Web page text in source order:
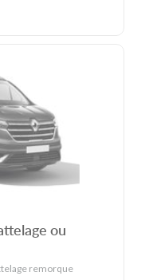
ou
remorque